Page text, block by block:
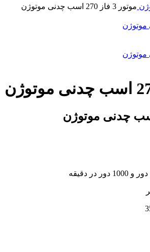
موتور 3 فاز 270 اسب چدنی موتوژن